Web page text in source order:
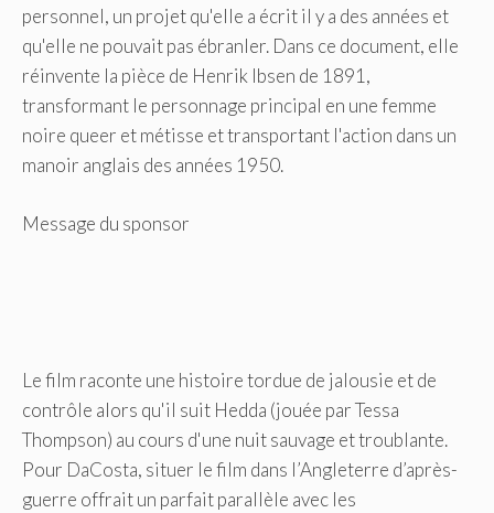
personnel, un projet qu'elle a écrit il y a des années et
qu'elle ne pouvait pas ébranler. Dans ce document, elle
réinvente la pièce de Henrik Ibsen de 1891,
transformant le personnage principal en une femme
noire queer et métisse et transportant l'action dans un
manoir anglais des années 1950.
Message du sponsor
Le film raconte une histoire tordue de jalousie et de
contrôle alors qu'il suit Hedda (jouée par Tessa
Thompson) au cours d'une nuit sauvage et troublante.
Pour DaCosta, situer le film dans l’Angleterre d’après-
guerre offrait un parfait parallèle avec les